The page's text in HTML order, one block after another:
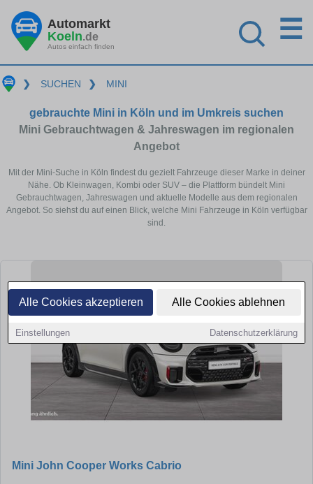
Alle Cookies akzeptieren Alle Cookies ablehnen
Einstellungen Datenschutzerklärung
Automarkt
Koeln.de
Autos einfach finden
☰
❯ SUCHEN ❯ MINI
gebrauchte Mini in Köln und im Umkreis suchen
Mini Gebrauchtwagen & Jahreswagen im regionalen
Angebot
Mit der Mini-Suche in Köln findest du gezielt Fahrzeuge dieser Marke in deiner
Nähe. Ob Kleinwagen, Kombi oder SUV – die Plattform bündelt Mini
Gebrauchtwagen, Jahreswagen und aktuelle Modelle aus dem regionalen
Angebot. So siehst du auf einen Blick, welche Mini Fahrzeuge in Köln verfügbar
sind.
Mini John Cooper Works Cabrio